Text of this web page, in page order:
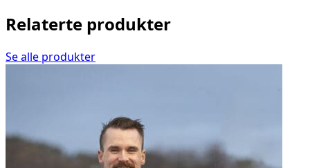
Relaterte produkter
Se alle produkter